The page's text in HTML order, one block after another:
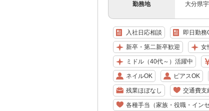
勤務地 大分県
入社日応相談 即日勤務
新卒・第二新卒歓迎 女
ミドル（40代～）活躍中
ネイルOK ピアスOK
残業ほぼなし 交通費支
各種手当（家族・役職・イン